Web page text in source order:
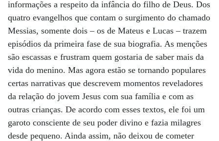
informações a respeito da infância do filho de Deus. Dos
quatro evangelhos que contam o surgimento do chamado
Messias, somente dois – os de Mateus e Lucas – trazem
episódios da primeira fase de sua biografia. As menções
são escassas e frustram quem gostaria de saber mais da
vida do menino. Mas agora estão se tornando populares
certas narrativas que descrevem momentos reveladores
da relação do jovem Jesus com sua família e com as
outras crianças. De acordo com esses textos, ele foi um
garoto consciente de seu poder divino e fazia milagres
desde pequeno. Ainda assim, não deixou de cometer